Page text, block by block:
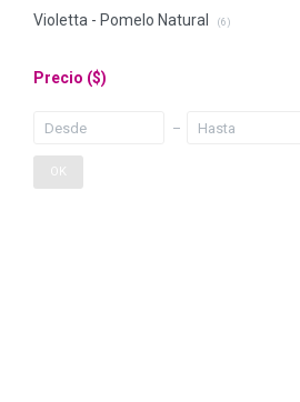
Violetta - Pomelo Natural (6)
Precio ($)
OK